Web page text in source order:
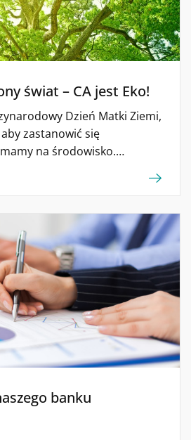
świat – CA jest Eko!
Dzień Matki Ziemi,
zastanowić się
na środowisko.
odpowiedzialnie wobec
jak i każdy
Międzynarodowy Dzień Matki
przez Zgromadzenie
Narodów Zjednoczonych
je, aby zwrócić
banku